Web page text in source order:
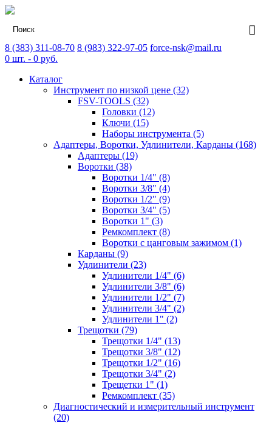
8 (383) 311-08-70 8 (983) 322-97-05 force-nsk@mail.ru
0 шт. - 0 руб.
Каталог
Инструмент по низкой цене (32)
FSV-TOOLS (32)
Головки (12)
Ключи (15)
Наборы инструмента (5)
Адаптеры, Воротки, Удлинители, Карданы (168)
Адаптеры (19)
Воротки (38)
Воротки 1/4" (8)
Воротки 3/8" (4)
Воротки 1/2" (9)
Воротки 3/4" (5)
Воротки 1" (3)
Ремкомплект (8)
Воротки с цанговым зажимом (1)
Карданы (9)
Удлинители (23)
Удлинители 1/4" (6)
Удлинители 3/8" (6)
Удлинители 1/2" (7)
Удлинители 3/4" (2)
Удлинители 1" (2)
Трещотки (79)
Трещотки 1/4" (13)
Трещотки 3/8" (12)
Трещотки 1/2" (16)
Трещотки 3/4" (2)
Трещетки 1" (1)
Ремкомплект (35)
Диагностический и измерительный инструмент
(20)